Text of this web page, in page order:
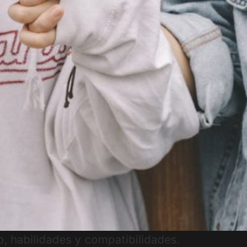
habilidades y compatibilidades.